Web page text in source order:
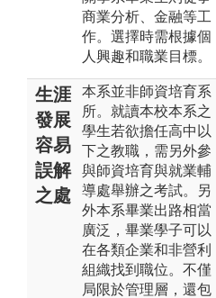
商業分析、金融等工
作。選擇時需根據個
人興趣和職業目標。
生涯
發展
容易
誤解
之處
本系並非師資培育系
所。就讀本校本系之
學生若欲擔任高中以
下之教職，需另外參
與師資培育與就業輔
導處舉辦之考試。另
外本系畢業出路相當
廣泛，畢業學子可以
在各類企業和非營利
組織找到職位。不僅
局限於管理層，還包